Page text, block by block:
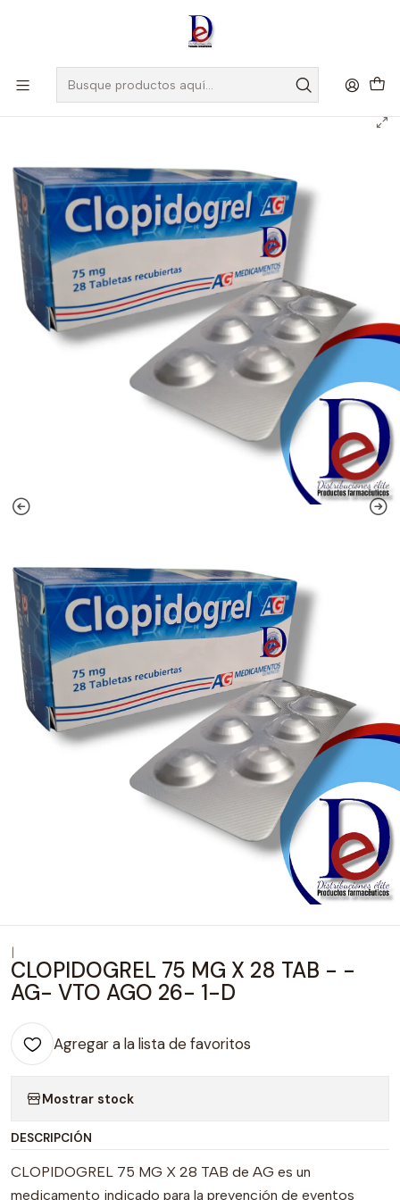
, Si eres nuevo regístrate
CLOPIDOGREL 75 MG X 28 TAB - - AG- VTO AGO 26- 1-D
CLOPIDOGREL 75 MG X 28 TAB - -
AG- VTO AGO 26- 1-D
Agregar a la lista de favoritos
Mostrar stock
DESCRIPCIÓN
CLOPIDOGREL 75 MG X 28 TAB de AG es un
medicamento indicado para la prevención de eventos